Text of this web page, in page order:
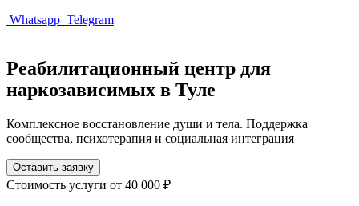
Whatsapp Telegram
Реабилитационный центр для
наркозависимых в Туле
Комплексное восстановление души и тела. Поддержка
сообщества, психотерапия и социальная интеграция
Оставить заявку
Стоимость услуги от 40 000 ₽